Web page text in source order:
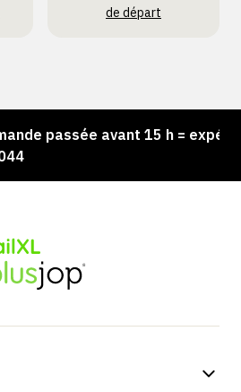
de départ
passée avant 15 h = expédiée